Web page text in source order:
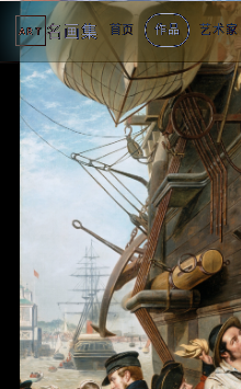
ART 名画集 首页 作品 艺术家